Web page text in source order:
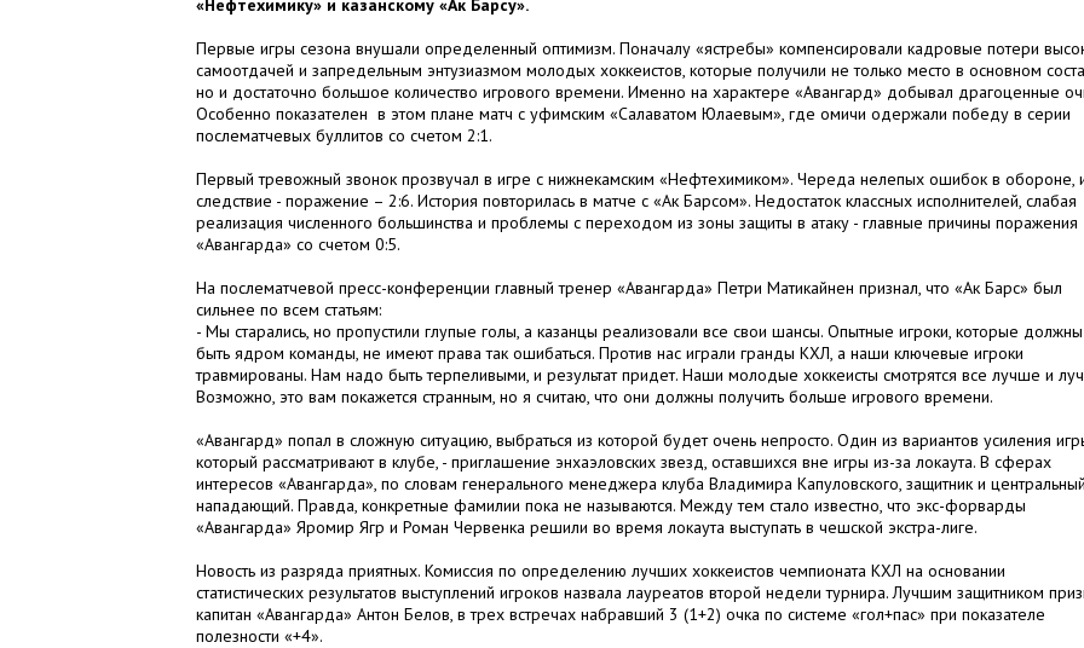
«Нефтехимику» и казанскому «Ак Барсу».
Первые игры сезона внушали определенный оптимизм. Поначалу «ястребы» компенсировали кадровые потери
самоотдачей и запредельным энтузиазмом молодых хоккеистов, которые получили не только место в основном
но и достаточно большое количество игрового времени. Именно на характере «Авангард» добывал драгоценные
Особенно показателен в этом плане матч с уфимским «Салаватом Юлаевым», где омичи одержали победу в серии
послематчевых буллитов со счетом 2:1.
Первый тревожный звонок прозвучал в игре с нижнекамским «Нефтехимиком». Череда нелепых ошибок в обороне,
следствие - поражение – 2:6. История повторилась в матче с «Ак Барсом». Недостаток классных исполнителей, слабая
реализация численного большинства и проблемы с переходом из зоны защиты в атаку - главные причины поражения
«Авангарда» со счетом 0:5.
На послематчевой пресс-конференции главный тренер «Авангарда» Петри Матикайнен признал, что «Ак Барс» был
сильнее по всем статьям:
- Мы старались, но пропустили глупые голы, а казанцы реализовали все свои шансы. Опытные игроки, которые должны
быть ядром команды, не имеют права так ошибаться. Против нас играли гранды КХЛ, а наши ключевые игроки
травмированы. Нам надо быть терпеливыми, и результат придет. Наши молодые хоккеисты смотрятся все лучше и
Возможно, это вам покажется странным, но я считаю, что они должны получить больше игрового времени.
«Авангард» попал в сложную ситуацию, выбраться из которой будет очень непросто. Один из вариантов усиления
который рассматривают в клубе, - приглашение энхаэловских звезд, оставшихся вне игры из-за локаута. В сферах
интересов «Авангарда», по словам генерального менеджера клуба Владимира Капуловского, защитник и центральный
нападающий. Правда, конкретные фамилии пока не называются. Между тем стало известно, что экс-форварды
«Авангарда» Яромир Ягр и Роман Червенка решили во время локаута выступать в чешской экстра-лиге.
Новость из разряда приятных. Комиссия по определению лучших хоккеистов чемпионата КХЛ на основании
статистических результатов выступлений игроков назвала лауреатов второй недели турнира. Лучшим защитником
капитан «Авангарда» Антон Белов, в трех встречах набравший 3 (1+2) очка по системе «гол+пас» при показателе
полезности «+4».